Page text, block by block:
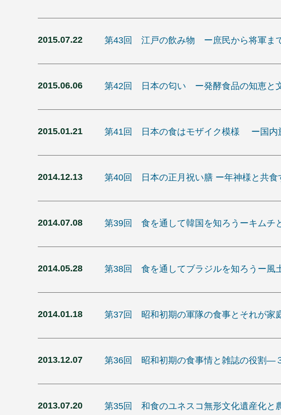
2015.07.22 第43回 江戸の飲み物 ー庶民から将軍ま
2015.06.06 第42回 日本の匂い ー発酵食品の知恵と
2015.01.21 第41回 日本の食はモザイク模様 ー国内
2014.12.13 第40回 日本の正月祝い膳 ー年神様と共食
2014.07.08 第39回 食を通して韓国を知ろうーキムチ
2014.05.28 第38回 食を通してブラジルを知ろうー風
2014.01.18 第37回 昭和初期の軍隊の食事とそれが家
2013.12.07 第36回 昭和初期の食事情と雑誌の役割―
2013.07.20 第35回 和食のユネスコ無形文化遺産化と